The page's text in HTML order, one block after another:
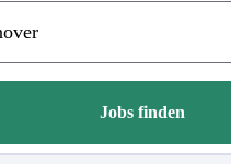
Jobs finden